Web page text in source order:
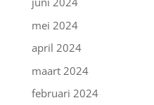
mei 2024
april 2024
maart 2024
februari 2024